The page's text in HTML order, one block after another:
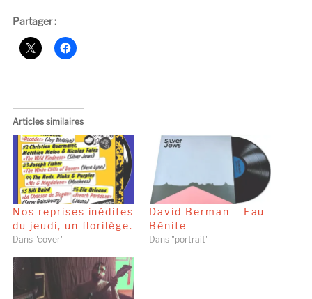
Partager :
Articles similaires
Nos reprises inédites
du jeudi, un florilège.
Dans "cover"
David Berman – Eau
Bénite
Dans "portrait"